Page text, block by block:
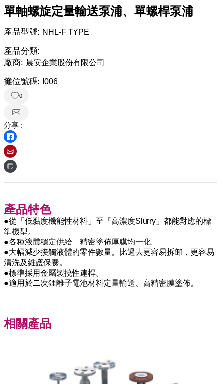
單軸螺旋定量輸送泵浦、單螺桿泵浦
產品型號: NHL-F TYPE
產品分類:
廠商: 晨安企業股份有限公司
攤位號碼: I006
0
分享 :
產品特色
●從「低黏度機能性材料」至「高濃度Slurry」都能對應的標
準機型。
●各種液體穩定供給、精密塗佈厚膜均一化。
●大幅減少接觸液體的零件數量。比過去更容易拆卸，更容易
清洗及維護保養。
●標準採用金屬製撓性連桿。
●適用於二次鋰離子電池材料定量輸送、高精密膜塗佈。
相關產品